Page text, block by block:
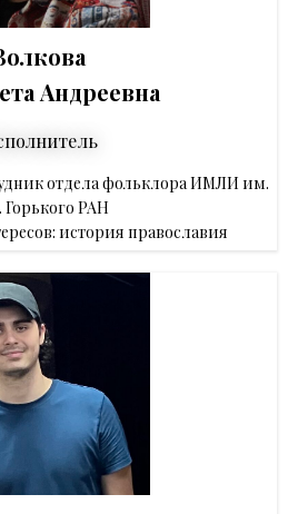
Андреевна
отдела фольклора ИМЛИ им.
Горького РАН
история православия